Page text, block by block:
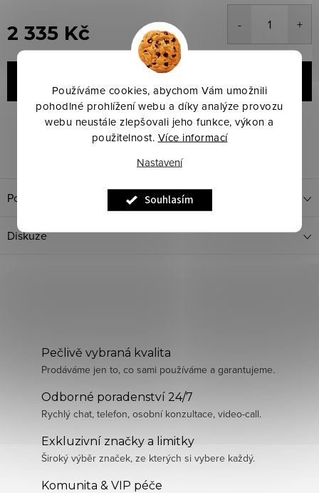
Používáme cookies, abychom Vám umožnili
pohodlné prohlížení webu a díky analýze provozu
webu neustále zlepšovali jeho funkce, výkon a
použitelnost. Více informací
Nastavení
Souhlasím
2 335 Kč
Měrná
cena:
Značka:HORZE Kód produktu: Zvolte variantu
Dotaz k produktu
Sdílet
Popis produktu
Diskuze
Pečlivě vybraná kvalita
Prodáváme jen to, co sami používáme a garantujeme.
Odborné poradenství 24/7
Rychlý chat, telefon, osobní konzultace, video-call.
Exkluzivní značky a limitky
Široký výběr značek, ze kterých si vybere každý.
Komunita & VIP péče